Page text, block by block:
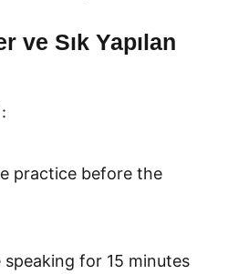
ve Sık Yapılan
practice before the
speaking for 15 minutes